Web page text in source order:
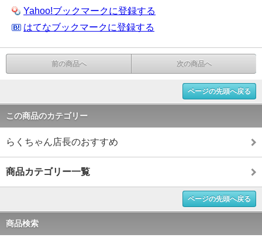
Yahoo!ブックマークに登録する
はてなブックマークに登録する
前の商品へ 次の商品へ
ページの先頭へ戻る
この商品のカテゴリー
らくちゃん店長のおすすめ
商品カテゴリー一覧
ページの先頭へ戻る
商品検索